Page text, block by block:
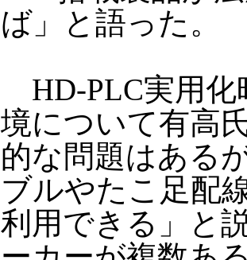
ば」と語った。
HD-PLC実用化
境について有高
的な問題はある
ブルやたこ足配
利用できる」と